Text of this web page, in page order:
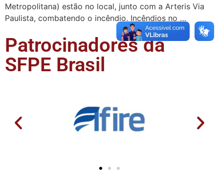
Metropolitana) estão no local, junto com a Arteris Via
Paulista, combatendo o incêndio. Incêndios no …
Patrocinadores da
SFPE Brasil